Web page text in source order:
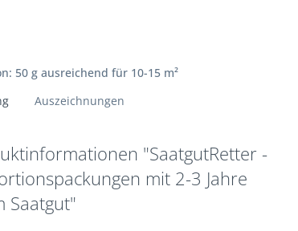
50 g ausreichend für 10-15 m²
Auszeichnungen
"SaatgutRetter -
mit 2-3 Jahre
Saatgut"